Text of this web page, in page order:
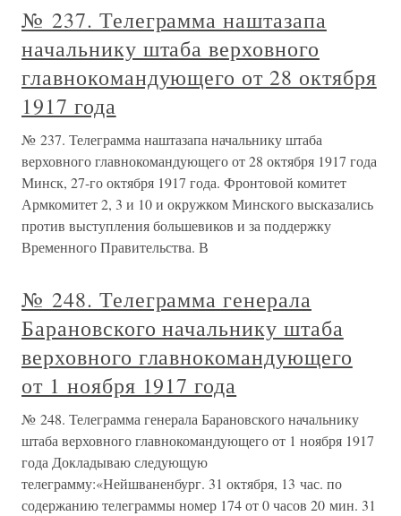
№ 237. Телеграмма наштазапа
начальнику штаба верховного
главнокомандующего от 28 октября
1917 года
№ 237. Телеграмма наштазапа начальнику штаба
верховного главнокомандующего от 28 октября 1917 года
Минск, 27-го октября 1917 года. Фронтовой комитет
Армкомитет 2, 3 и 10 и окружком Минского высказались
против выступления большевиков и за поддержку
Временного Правительства. В
№ 248. Телеграмма генерала
Барановского начальнику штаба
верховного главнокомандующего
от 1 ноября 1917 года
№ 248. Телеграмма генерала Барановского начальнику
штаба верховного главнокомандующего от 1 ноября 1917
года Докладываю следующую
телеграмму:«Нейшваненбург. 31 октября, 13 час. по
содержанию телеграммы номер 174 от 0 часов 20 мин. 31